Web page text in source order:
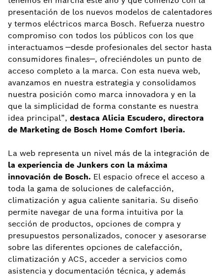
presentación de los nuevos modelos de calentadores
y termos eléctricos marca Bosch. Refuerza nuestro
compromiso con todos los públicos con los que
interactuamos —desde profesionales del sector hasta
consumidores finales—, ofreciéndoles un punto de
acceso completo a la marca. Con esta nueva web,
avanzamos en nuestra estrategia y consolidamos
nuestra posición como marca innovadora y en la
que la simplicidad de forma constante es nuestra
idea principal”, destaca Alicia Escudero, directora
de Marketing de Bosch Home Comfort Iberia.
La web representa un nivel más de la integración de
la experiencia de Junkers con la máxima
innovación de Bosch. El espacio ofrece el acceso a
toda la gama de soluciones de calefacción,
climatización y agua caliente sanitaria. Su diseño
permite navegar de una forma intuitiva por la
sección de productos, opciones de compra y
presupuestos personalizados, conocer y asesorarse
sobre las diferentes opciones de calefacción,
climatización y ACS, acceder a servicios como
asistencia y documentación técnica, y además